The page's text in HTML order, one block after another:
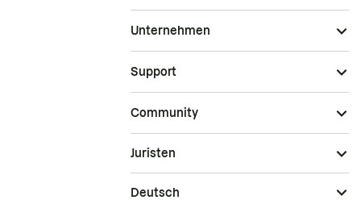
Unternehmen
Support
Community
Juristen
Deutsch